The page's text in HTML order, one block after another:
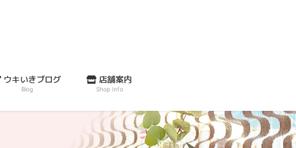
ウキいきブログ
Blog
店舗案内
Shop Info